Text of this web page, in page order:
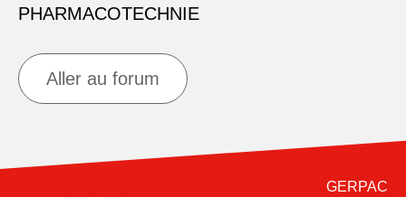
PHARMACOTECHNIE
Aller au forum
GERPAC